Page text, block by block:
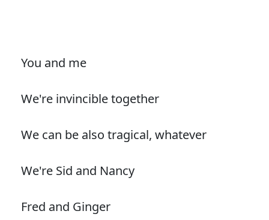
You and me
We're invincible together
We can be also tragical, whatever
We're Sid and Nancy
Fred and Ginger